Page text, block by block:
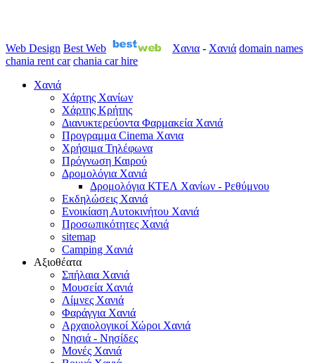
Web Design Best Web Χανια - Χανιά domain names
chania rent car chania car hire
Χανιά
Χάρτης Χανίων
Χάρτης Κρήτης
Διανυκτερεύοντα Φαρμακεία Χανιά
Προγραμμα Cinema Χανια
Χρήσιμα Τηλέφωνα
Πρόγνωση Καιρού
Δρομολόγια Χανιά
Δρομολόγια ΚΤΕΛ Χανίων - Ρεθύμνου
Εκδηλώσεις Χανιά
Ενοικίαση Αυτοκινήτου Χανιά
Προσωπικότητες Χανιά
sitemap
Camping Χανιά
Αξιοθέατα
Σπήλαια Χανιά
Μουσεία Χανιά
Λίμνες Χανιά
Φαράγγια Χανιά
Αρχαιολογικοί Χώροι Χανιά
Νησιά - Νησίδες
Μονές Χανιά